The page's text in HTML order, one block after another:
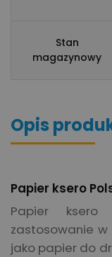
Stan
magazynowy
Opis
Papier ksero
Papier ksero
zastosowanie w
jako papier do